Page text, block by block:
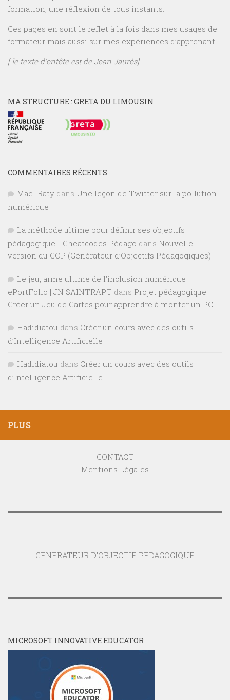
formation, une réflexion de tous instants.
Ces pages en sont le reflet à la fois dans mes usages de
formateur mais aussi sur mes expériences d’apprenant.
[ le texte d’entête est de Jean Jaurès]
MA STRUCTURE : GRETA DU LIMOUSIN
COMMENTAIRES RÉCENTS
Maël Raty dans Une leçon de Twitter sur la pollution
numérique
La méthode ultime pour définir ses objectifs
pédagogique - Cheatcodes Pédago dans Nouvelle
version du GOP (Générateur d’Objectifs Pédagogiques)
Le jeu, arme ultime de l’inclusion numérique –
ePortFolio | JN SAINTRAPT dans Projet pédagogique :
Créer un Jeu de Cartes pour apprendre à monter un PC
Hadidiatou dans Créer un cours avec des outils
d’Intelligence Artificielle
Hadidiatou dans Créer un cours avec des outils
d’Intelligence Artificielle
PLUS
CONTACT
Mentions Légales
GENERATEUR D'OBJECTIF PEDAGOGIQUE
MICROSOFT INNOVATIVE EDUCATOR